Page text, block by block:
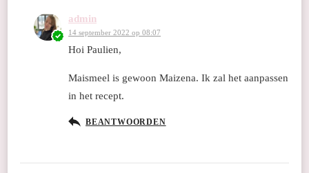
admin
14 september 2022 op 08:07
Hoi Paulien,
Maismeel is gewoon Maizena. Ik zal het aanpassen
in het recept.
BEANTWOORDEN